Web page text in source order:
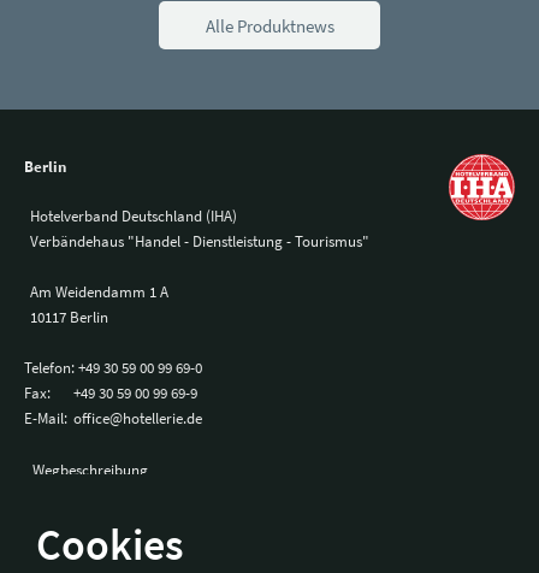
Cookies
Alle Produktnews
Berlin
Hotelverband Deutschland (IHA)
Verbändehaus "Handel - Dienstleistung - Tourismus"
Am Weidendamm 1 A
10117 Berlin
Telefon:+49 30 59 00 99 69-0
Fax:
+49 30 59 00 99 69-9
E-Mail: office@hotellerie.de
Wegbeschreibung